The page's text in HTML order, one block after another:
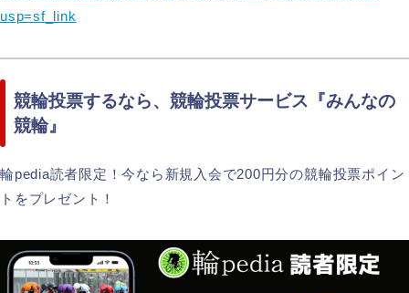
usp=sf_link
競輪投票するなら、競輪投票サービス『みんなの
競輪』
輪pedia読者限定！今なら新規入会で200円分の競輪投票ポイン
トをプレゼント！